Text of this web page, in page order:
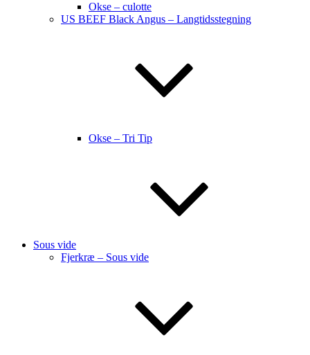
Okse – culotte
US BEEF Black Angus – Langtidsstegning
Okse – Tri Tip
Sous vide
Fjerkræ – Sous vide